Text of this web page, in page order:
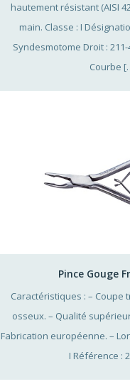
hautement résistant (AISI
main. Classe : I
Syndesmotome Droit :
Courbe
Pince Gouge
Caractéristiques : – Coupe
osseux. – Qualité
Fabrication européenne. –
I Référence :